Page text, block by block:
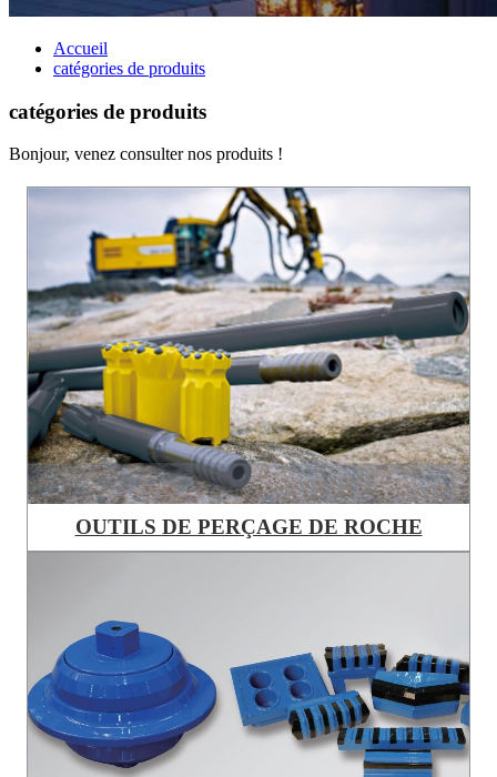
Accueil
catégories de produits
catégories de produits
Bonjour, venez consulter nos produits !
OUTILS DE PERÇAGE DE ROCHE